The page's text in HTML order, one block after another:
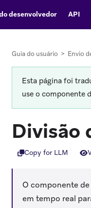
desenvolvedor API
Guia do usuário > Envio
Esta página foi
use o componente
Divisão
Copy for LLM
O componente
em tempo real